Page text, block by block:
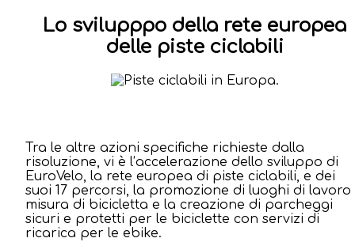
Lo svilupppo della rete europea
delle piste ciclabili
Tra le altre azioni specifiche richieste dalla
risoluzione, vi è l’accelerazione dello sviluppo di
EuroVelo, la rete europea di piste ciclabili, e dei
suoi 17 percorsi, la promozione di luoghi di lavoro
misura di bicicletta e la creazione di parcheggi
sicuri e protetti per le biciclette con servizi di
ricarica per le ebike.